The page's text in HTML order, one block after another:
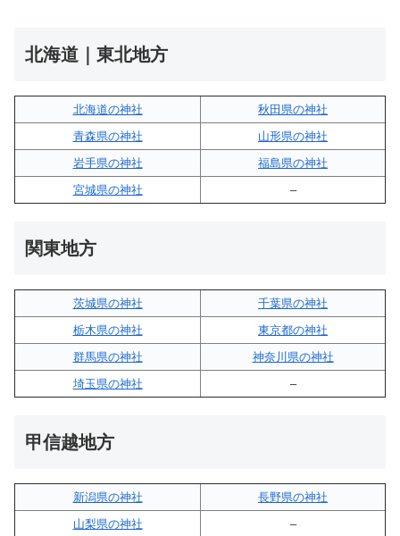
北海道｜東北地方
北海道の神社
秋田県の神社
青森県の神社
山形県の神社
岩手県の神社
福島県の神社
宮城県の神社
–
関東地方
茨城県の神社
千葉県の神社
栃木県の神社
東京都の神社
群馬県の神社
神奈川県の神社
埼玉県の神社
–
甲信越地方
新潟県の神社
長野県の神社
山梨県の神社
–